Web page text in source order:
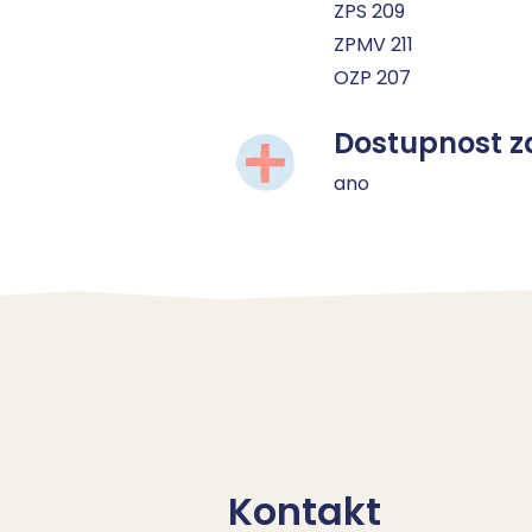
ZPS 209
ZPMV 211
OZP 207
Dostupnost
ano
Kontakt